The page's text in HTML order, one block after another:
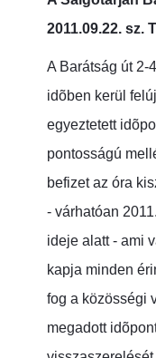
2011.09.22. sz.
A Barátság út
idõben kerül
egyeztetett
pontosságú
befizet az óra
- várhatóan
ideje alatt - ami
kapja minden
fog a közösségi
megadott